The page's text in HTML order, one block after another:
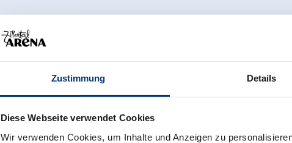
Zustimmung Details
Diese Webseite verwendet Cookies
Wir verwenden Cookies, um Inhalte und Anzeigen zu